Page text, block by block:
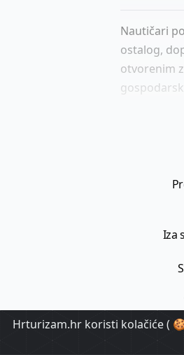
Nautičari
ostalog,
otvorenim
Iza
Hrturizam.hr koristi kolačiće (